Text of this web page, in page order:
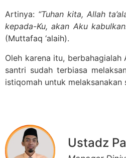
Artinya: “Tuhan kita, Allah
kepada-Ku, akan Aku
(Muttafaq ‘alaih).
Oleh karena itu,
santri sudah terbiasa
istiqomah untuk
Ustadz